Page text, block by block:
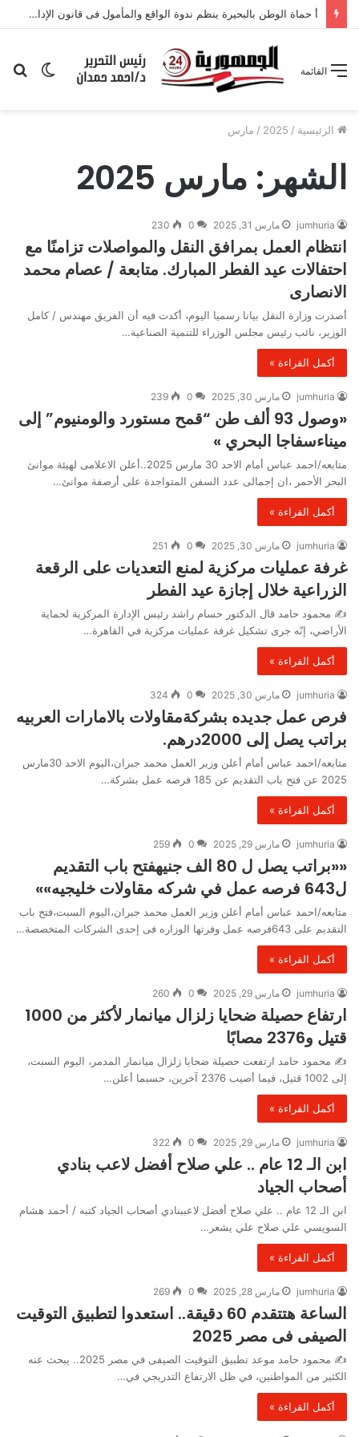
أ حماة الوطن بالبحيرة ينظم ندوة الواقع والمأمول فى قانون الإدارة المحلية
الوضع
القائمة
الرئيسية /
2025
/ مارس
الشهر: مارس 2025
jumhuria مارس 31, 2025 0
230
انتظام العمل بمرافق النقل والمواصلات تزامنًا مع
احتفالات عيد الفطر المبارك. متابعة / عصام محمد
الانصارى
أصدرت وزارة النقل بيانا رسميا اليوم، أكدت فيه أن الفريق مهندس / كامل
الوزير، نائب رئيس مجلس الوزراء للتنمية الصناعية…
أكمل القراءة »
jumhuria مارس 30, 2025 0
239
«وصول 93 ألف طن “قمح مستورد والومنيوم” إلى
ميناءسفاجا البحري »
متابعه/احمد عباس أمام الاحد 30 مارس 2025..أعلن الاعلامى لهيئة موانئ
البحر الأحمر ،ان إجمالى عدد السفن المتواجدة على أرصفة موانئ…
أكمل القراءة »
jumhuria مارس 30, 2025 0
251
غرفة عمليات مركزية لمنع التعديات على الرقعة
الزراعية خلال إجازة عيد الفطر
✍️ محمود حامد قال الدكتور حسام راشد رئيس الإدارة المركزية لحماية
الأراضي، إنّه جرى تشكيل غرفة عمليات مركزية في القاهرة…
أكمل القراءة »
jumhuria مارس 30, 2025 0
324
فرص عمل جديده بشركةمقاولات بالامارات العربيه
براتب يصل إلى 2000درهم.
متابعه/احمد عباس أمام أعلن وزير العمل محمد جبران،اليوم الاحد 30مارس
2025 عن فتح باب التقديم عن 185 فرصه عمل بشركة…
أكمل القراءة »
jumhuria مارس 29, 2025 0
259
««براتب يصل ل 80 الف جنيهفتح باب التقديم
ل643 فرصه عمل في شركه مقاولات خليجيه»»
متابعه/احمد عباس أمام أعلن وزير العمل محمد جبران،اليوم السبت،فتح باب
التقديم على 643فرصه عمل وفرتها الوزاره فى إحدى الشركات المتخصصة…
أكمل القراءة »
jumhuria مارس 29, 2025 0
260
ارتفاع حصيلة ضحايا زلزال ميانمار لأكثر من 1000
قتيل و2376 مصابًا
✍️ محمود حامد ارتفعت حصيلة ضحايا زلزال ميانمار المدمر، اليوم السبت،
إلى 1002 قتيل، فيما أصيب 2376 آخرين، حسبما أعلن…
أكمل القراءة »
jumhuria مارس 29, 2025 0
322
ابن الـ 12 عام .. علي صلاح أفضل لاعب بنادي
أصحاب الجياد
ابن الـ 12 عام .. علي صلاح أفضل لاعببنادي أصحاب الجياد كتبه / أحمد هشام
السويسي علي صلاح علي يشعر…
أكمل القراءة »
jumhuria مارس 28, 2025 0
269
الساعة هتتقدم 60 دقيقة.. استعدوا لتطبيق التوقيت
الصيفى فى مصر 2025
✍️ محمود حامد موعد تطبيق التوقيت الصيفى في مصر 2025.. يبحث عنه
الكثير من المواطنين، في ظل الارتفاع التدريجي في…
أكمل القراءة »